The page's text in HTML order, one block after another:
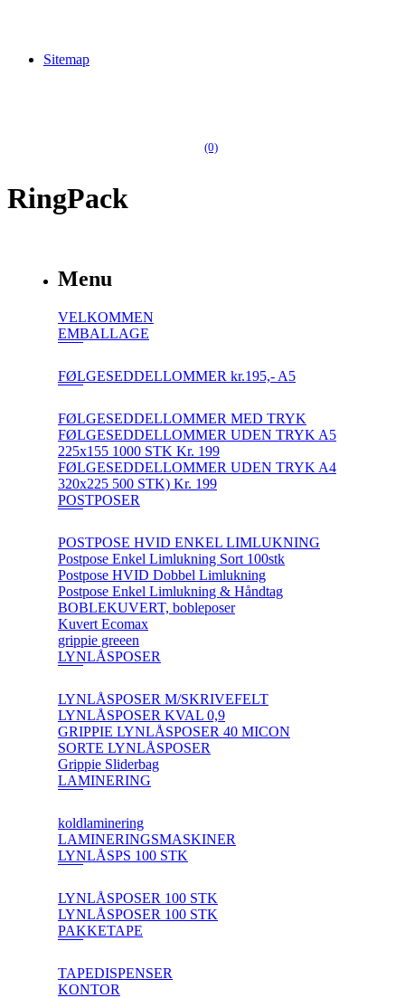
Sitemap
(0)
RingPack
Menu
VELKOMMEN
EMBALLAGE
FØLGESEDDELLOMMER kr.195,- A5
FØLGESEDDELLOMMER MED TRYK
FØLGESEDDELLOMMER UDEN TRYK A5
225x155 1000 STK Kr. 199
FØLGESEDDELLOMMER UDEN TRYK A4
320x225 500 STK) Kr. 199
POSTPOSER
POSTPOSE HVID ENKEL LIMLUKNING
Postpose Enkel Limlukning Sort 100stk
Postpose HVID Dobbel Limlukning
Postpose Enkel Limlukning & Håndtag
BOBLEKUVERT, bobleposer
Kuvert Ecomax
grippie greeen
LYNLÅSPOSER
LYNLÅSPOSER M/SKRIVEFELT
LYNLÅSPOSER KVAL 0,9
GRIPPIE LYNLÅSPOSER 40 MICON
SORTE LYNLÅSPOSER
Grippie Sliderbag
LAMINERING
koldlaminering
LAMINERINGSMASKINER
LYNLÅSPS 100 STK
LYNLÅSPOSER 100 STK
LYNLÅSPOSER 100 STK
PAKKETAPE
TAPEDISPENSER
KONTOR